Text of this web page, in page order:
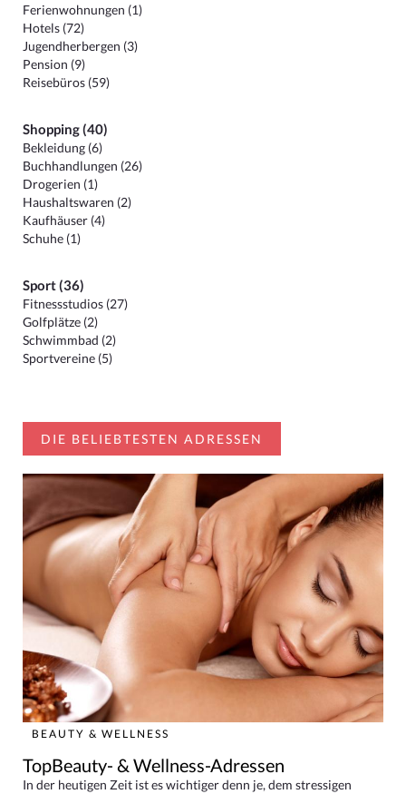
Ferienwohnungen (1)
Hotels (72)
Jugendherbergen (3)
Pension (9)
Reisebüros (59)
Shopping (40)
Bekleidung (6)
Buchhandlungen (26)
Drogerien (1)
Haushaltswaren (2)
Kaufhäuser (4)
Schuhe (1)
Sport (36)
Fitnessstudios (27)
Golfplätze (2)
Schwimmbad (2)
Sportvereine (5)
DIE BELIEBTESTEN ADRESSEN
BEAUTY & WELLNESS
TopBeauty- & Wellness-Adressen
In der heutigen Zeit ist es wichtiger denn je, dem stressigen